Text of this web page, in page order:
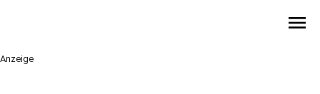
menu
Anzeige